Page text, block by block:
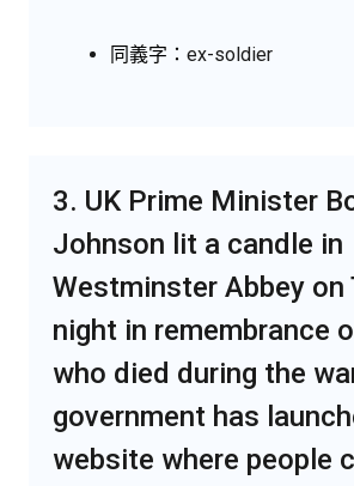
同義字： ex-soldier
3. UK Prime Minister
Johnson lit a candle in
Westminster Abbey on
night in remembrance
who died during the
government has
website where people